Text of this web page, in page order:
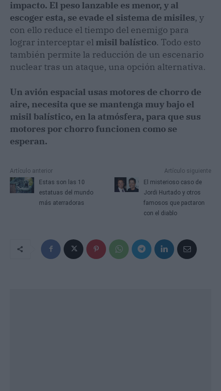
impacto. El peso lanzable es menor, y al
escoger esta, se evade el sistema de misiles, y
con ello reduce el tiempo del enemigo para
lograr interceptar el misil balístico. Todo esto
también permite la reducción de un escenario
nuclear tras un ataque, una opción alternativa.
Un avión espacial usas motores de chorro de
aire, necesita que se mantenga muy bajo el
misil balístico, en la atmósfera, para que sus
motores por chorro funcionen como se
esperan.
Artículo anterior
Estas son las 10
estatuas del mundo
más aterradoras
Artículo siguiente
El misterioso caso de
Jordi Hurtado y otros
famosos que pactaron
con el diablo